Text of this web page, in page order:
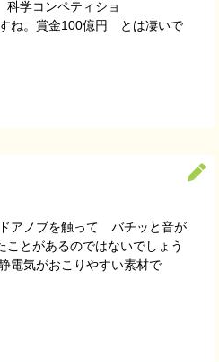
学コンペティショ
ね。賞金100億円 とは凄いで
て バチッと音が
とがあるのではないでしょう
電気がおこりやすい素材で